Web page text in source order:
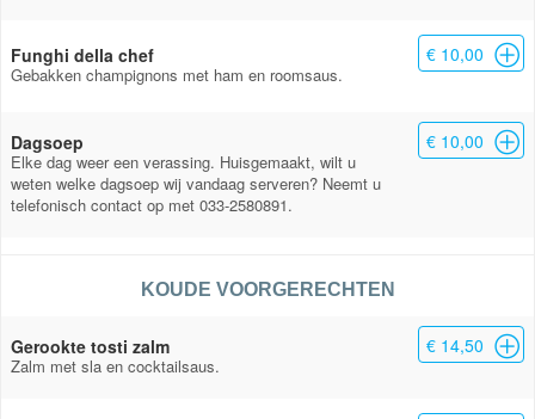
Funghi della chef
Gebakken champignons met ham en roomsaus.
€ 10,00
Dagsoep
Elke dag weer een verassing. Huisgemaakt, wilt u
weten welke dagsoep wij vandaag serveren? Neemt u
telefonisch contact op met 033-2580891.
€ 10,00
KOUDE VOORGERECHTEN
Gerookte tosti zalm
Zalm met sla en cocktailsaus.
€ 14,50